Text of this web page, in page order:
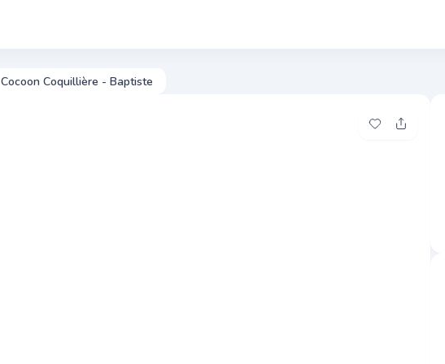
Cocoon Coquillière - Baptiste
Ajouter à